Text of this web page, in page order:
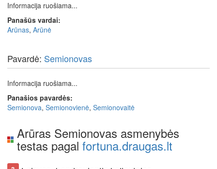
Informacija ruošiama...
Panašūs vardai:
Arūnas, Arūnė
Pavardė: Semionovas
Informacija ruošiama...
Panašios pavardės:
Semionova, Semionovienė, Semionovaitė
Arūras Semionovas asmenybės
testas pagal fortuna.draugas.lt